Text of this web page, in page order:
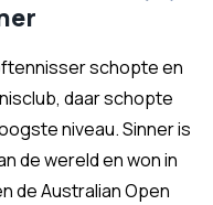
schopte en
daar schopte
niveau. Sinner is
de wereld en won in
de Australian Open